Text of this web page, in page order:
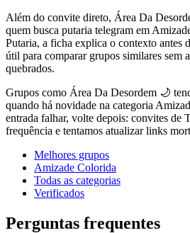
Além do convite direto, Área Da
quem busca putaria telegram em
Putaria, a ficha explica o contexto antes
útil para comparar grupos similares sem
quebrados.
Grupos como Área Da Desordem 🌙
quando há novidade na categoria
entrada falhar, volte depois: convites de
frequência e tentamos atualizar links
Melhores grupos
Amizade Colorida
Todas as categorias
Verificados
Perguntas frequentes